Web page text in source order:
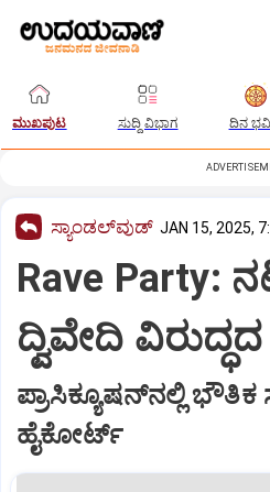
ಮುಖಪುಟ ಸುದ್ದಿ ವಿಭಾಗ ದಿನ
ಸ್ಯಾಂಡಲ್‌ವುಡ್‌ JAN 15, 2025,
Rave Party:
ದ್ವಿವೇದಿ
ಪ್ರಾಸಿಕ್ಯೂಷನ್‌ನಲ್ಲಿ ಭೌತಿಕ
ಹೈಕೋರ್ಟ್‌